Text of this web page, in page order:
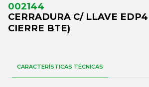
002144
CERRADURA C/ LLAVE
CIERRE BTE)
CARACTERÍSTICAS TÉCNICAS